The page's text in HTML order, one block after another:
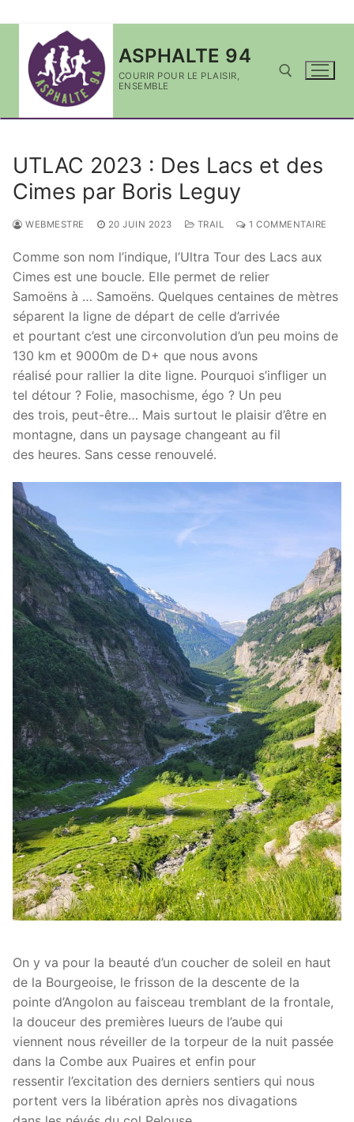
contenu
ASPHALTE 94
COURIR POUR LE PLAISIR,
ENSEMBLE
UTLAC 2023 : Des Lacs et des
Cimes par Boris Leguy
WEBMESTRE 20 JUIN 2023 TRAIL 1 COMMENTAIRE
Comme son nom l’indique, l’Ultra Tour des Lacs aux
Cimes est une boucle. Elle permet de relier
Samoëns à … Samoëns. Quelques centaines de mètres
séparent la ligne de départ de celle d’arrivée
et pourtant c’est une circonvolution d’un peu moins de
130 km et 9000m de D+ que nous avons
réalisé pour rallier la dite ligne. Pourquoi s’infliger un
tel détour ? Folie, masochisme, égo ? Un peu
des trois, peut-être… Mais surtout le plaisir d’être en
montagne, dans un paysage changeant au fil
des heures. Sans cesse renouvelé.
On y va pour la beauté d’un coucher de soleil en haut
de la Bourgeoise, le frisson de la descente de la
pointe d’Angolon au faisceau tremblant de la frontale,
la douceur des premières lueurs de l’aube qui
viennent nous réveiller de la torpeur de la nuit passée
dans la Combe aux Puaires et enfin pour
ressentir l’excitation des derniers sentiers qui nous
portent vers la libération après nos divagations